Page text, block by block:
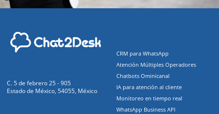
C. 5 de febrero 25 - 905
Estado de México, 54055, México
CRM para WhatsApp
Atención Múltiples Operadores
Chatbots Ominicanal
IA para atención al cliente
Monitoreo en tiempo real
WhatsApp Business API